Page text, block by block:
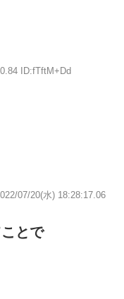
ID:fTftM+Dd
07/20(水) 18:28:17.06
とで